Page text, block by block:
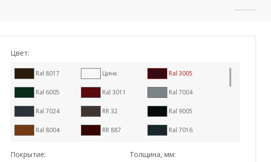
Цвет:
Ral 8017 Цинк Ral 3005
Ral 6005 Ral 3011 Ral 7004
Ral 7024 RR 32 Ral 9005
Ral 8004 RR 887 Ral 7016
Покрытие: Толщина, мм: